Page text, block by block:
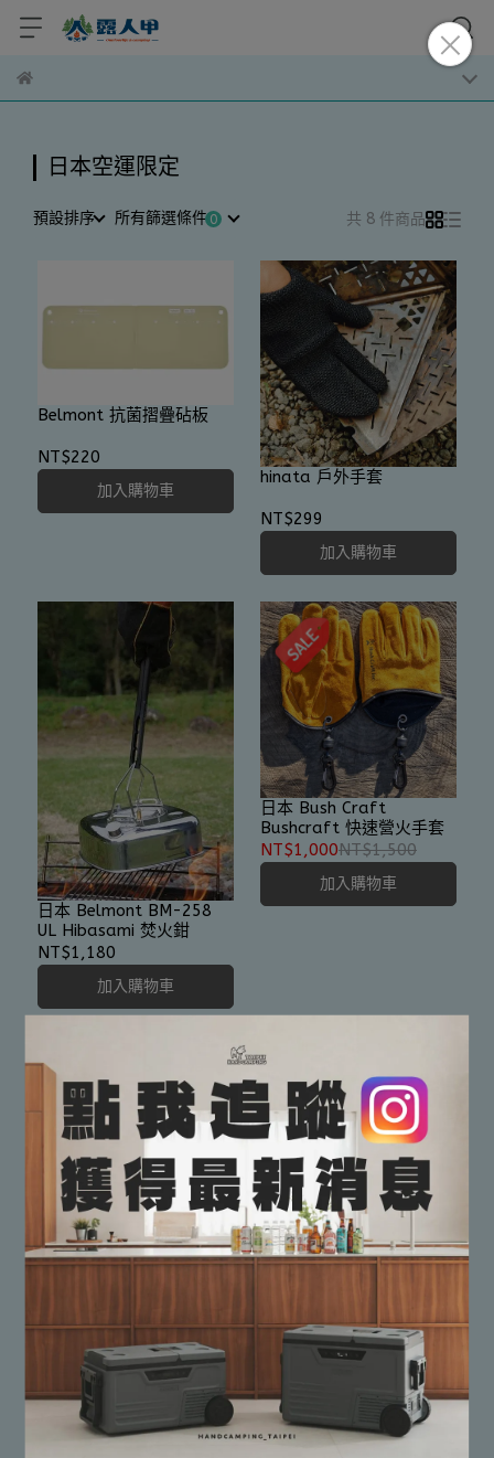
日本空運限定
預設排序 所有篩選條件 共 8 件商品
Belmont 抗菌摺疊砧板
NT$220
加入購物車
hinata 戶外手套
NT$299
加入購物車
日本 Belmont BM-258
UL Hibasami 焚火鉗
NT$1,180
加入購物車
日本 Bush Craft
Bushcraft 快速營火手套
NT$1,000NT$1,500
加入購物車
日本 JERRY 熱壓土司烤盤
NT$2,450 NT$2,500
加入購物車
日本 nahe Roll Up
Storage Bag 壓縮袋三入